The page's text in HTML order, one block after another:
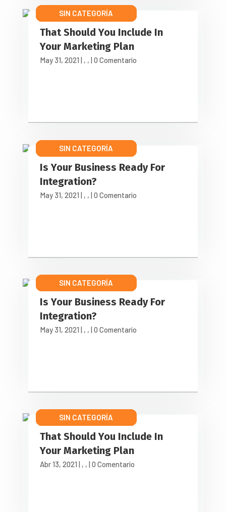
That Should You Include In
Your Marketing Plan
May 31, 2021
LATEST NEWS
,
OUR BLOG
,
SIN CATEGORÍA
| 0 Comentario
Is Your Business Ready For
Integration?
May 31, 2021 |
INTEGRATION
,
LATEST NEWS
,
SIN CATEGORÍA
| 0 Comentario
Is Your Business Ready For
Integration?
May 31, 2021 |
LATEST NEWS
,
OUR BLOG
,
SIN CATEGORÍA
| 0 Comentario
That Should You Include In
Your Marketing Plan
Abr 13, 2021 |
INTEGRATION
,
ONLINE REPUTATION
,
SIN CATEGORÍA
| 0 Comentario